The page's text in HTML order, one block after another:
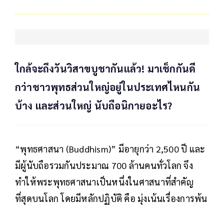
ใกล้จะถึงวันวิสาขบูชากันแล้ว! มาเช็กกันดี
กว่าชาวพุทธส่วนใหญ่อยู่ในประเทศไหนกัน
บ้าง และส่วนใหญ่ นับถือนิกายอะไร?
“พุทธศาสนา (Buddhism)” มีอายุกว่า 2,500 ปี และ
มีผู้นับถือรวมกันประมาณ 700 ล้านคนทั่วโลก จึง
ทำให้พระพุทธศาสนาเป็นหนึ่งในศาสนาที่สำคัญ
ที่สุดบนโลก โดยมีหลักปฏิบัติ คือ มุ่งเน้นเรื่องการพ้น